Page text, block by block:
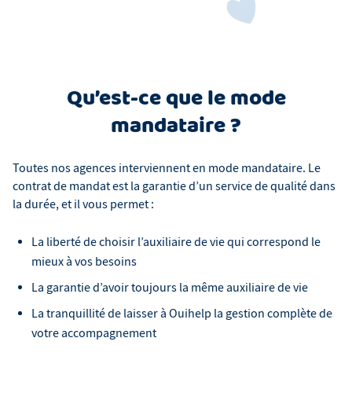
Qu’est-ce que le mode
mandataire ?
Toutes nos agences interviennent en mode mandataire. Le
contrat de mandat est la garantie d’un service de qualité dans
la durée, et il vous permet :
La liberté de choisir l’auxiliaire de vie qui correspond le
mieux à vos besoins
La garantie d’avoir toujours la même auxiliaire de vie
La tranquillité de laisser à Ouihelp la gestion complète de
votre accompagnement